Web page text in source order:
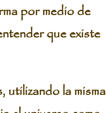
por medio de
que existe
la misma